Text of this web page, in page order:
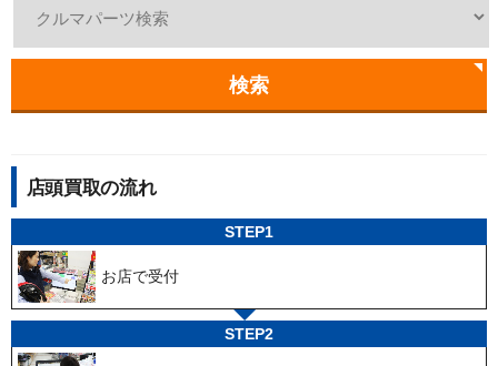
検索
店頭買取の流れ
STEP1
お店で受付
STEP2